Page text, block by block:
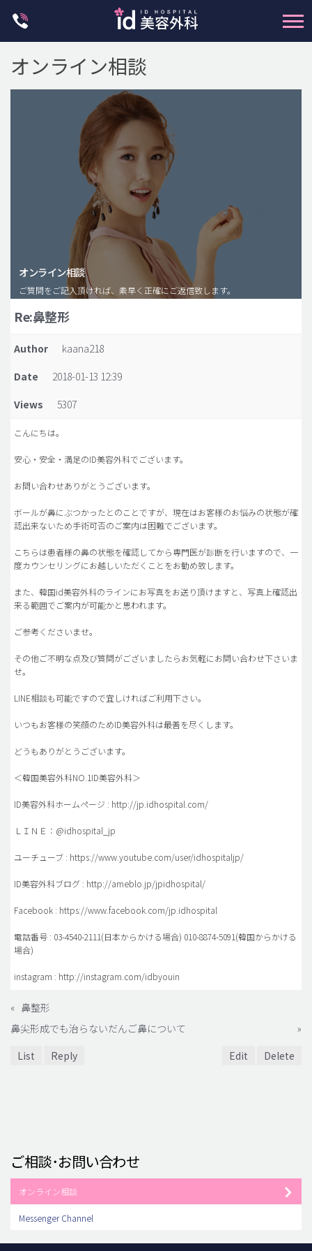
脂肪注入(アンチエイジング)
豊胸手術・バストアップ
プチ整形
idリアルストーリー
idニュース
病院紹介
安全整形
料金一覧
オンライン相談
オンライン相談
ご質問をご記入頂ければ、素早く正確にご返信致します。
Re:鼻整形
Author
kaana218
Date
2018-01-13 12:39
Views
5307
こんにちは。
安心・安全・満足のID美容外科でございます。
お問い合わせありがとうございます。
ボールが鼻にぶつかったとのことですが、現在はお客様のお悩みの状態が確
認出来ないため手術可否のご案内は困難でございます。
こちらは患者様の鼻の状態を確認してから専門医が診断を行いますので、一
度カウンセリングにお越しいただくことをお勧め致します。
また、韓国id美容外科のラインにお写真をお送り頂けますと、写真上確認出
来る範囲でご案内が可能かと思われます。
ご参考くださいませ。
その他ご不明な点及び質問がございましたらお気軽にお問い合わせ下さいま
せ。
LINE相談も可能ですので宜しければご利用下さい。
いつもお客様の笑顔のためID美容外科は最善を尽くします。
どうもありがとうございます。
＜韓国美容外科NO.1ID美容外科＞
ID美容外科ホームページ : http://jp.idhospital.com/
ＬＩＮＥ：@idhospital_jp
ユーチューブ : https://www.youtube.com/user/idhospitaljp/
ID美容外科ブログ : http://ameblo.jp/jpidhospital/
Facebook : https://www.facebook.com/jp.idhospital
電話番号 : 03-4540-2111(日本からかける場合) 010-8874-5091(韓国からかける
場合)
instagram : http://instagram.com/idbyouin
« 鼻整形
鼻尖形成でも治らないだんご鼻について
»
List
Reply Edit Delete
ご相談･お問い合わせ
オンライン相談
Messenger Channel